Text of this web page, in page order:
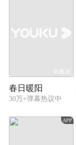
40集全
春日暖阳
30万+弹幕热议中
APP